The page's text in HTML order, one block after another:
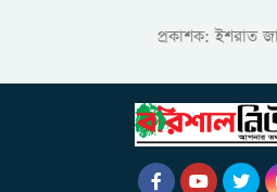
প্রকাশক: ইশরাত